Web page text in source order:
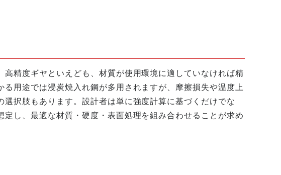
精度ギヤといえども、材質が使用環境に適していなければ精
用途では浸炭焼入れ鋼が多用されますが、摩擦損失や温度上
択肢もあります。設計者は単に強度計算に基づくだけでな
し、最適な材質・硬度・表面処理を組み合わせることが求め